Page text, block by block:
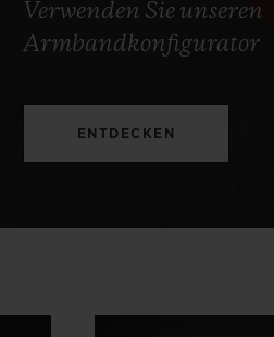
Verwenden Sie unseren
Armbandkonfigurator
ENTDECKEN